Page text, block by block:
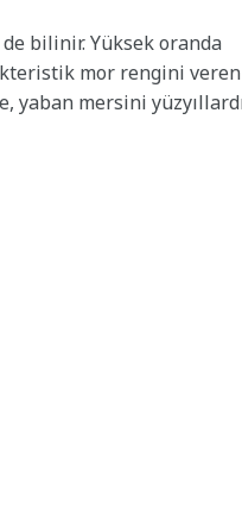
bilinir. Yüksek oranda
mor rengini veren
yaban mersini